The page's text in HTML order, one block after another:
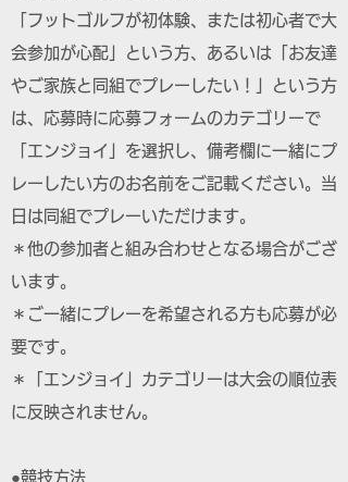
「フットゴルフが初体験、または初心者で大
会参加が心配」という方、あるいは「お友達
やご家族と同組でプレーしたい！」という方
は、応募時に応募フォームのカテゴリーで
「エンジョイ」を選択し、備考欄に一緒にプ
レーしたい方のお名前をご記載ください。当
日は同組でプレーいただけます。
＊他の参加者と組み合わせとなる場合がござ
います。
＊ご一緒にプレーを希望される方も応募が必
要です。
＊「エンジョイ」カテゴリーは大会の順位表
に反映されません。
●競技方法